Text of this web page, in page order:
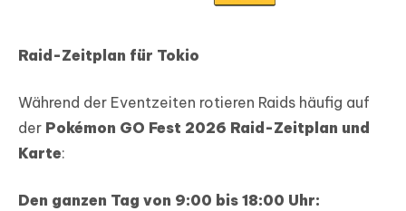
Raid-Zeitplan für Tokio
Während der Eventzeiten rotieren Raids häufig auf
der Pokémon GO Fest 2026 Raid-Zeitplan und
Karte:
Den ganzen Tag von 9:00 bis 18:00 Uhr: